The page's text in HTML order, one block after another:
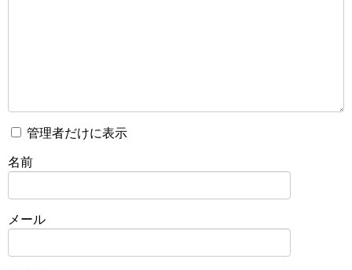
管理者だけに表示
名前
メール